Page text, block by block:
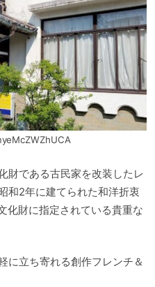
財である古民家を改装したレ
和2年に建てられた和洋折衷
化財に指定されている貴重な
に立ち寄れる創作フレンチ＆